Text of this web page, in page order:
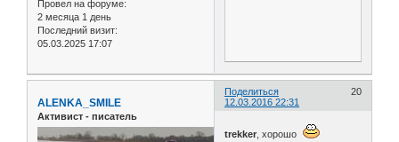
Провел на форуме:
2 месяца 1 день
Последний визит:
05.03.2025 17:07
Поделиться
20
12.03.2016 22:31
ALENKA_SMILE
Активист - писатель
trekker , хорошо